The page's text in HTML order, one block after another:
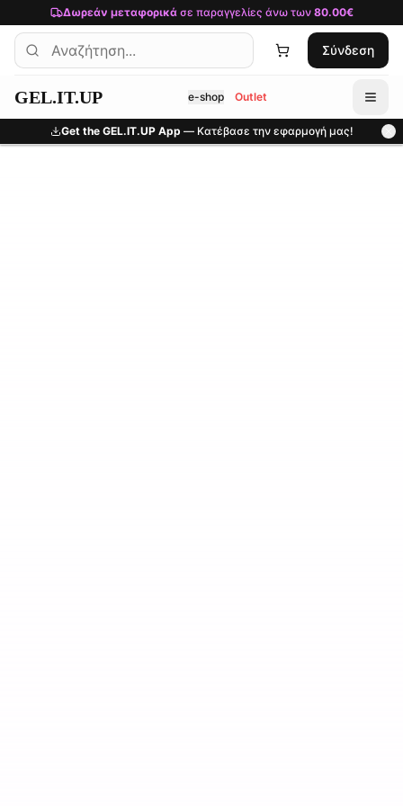
Μετάβαση στο κύριο περιεχόμενο
Δωρεάν μεταφορικάσε παραγγελίες άνω των 80.00€
Σύνδεση
GEL.IT.UP e-shop Outlet
Get the GEL.IT.UP App — Κατέβασε την εφαρμογή μας!